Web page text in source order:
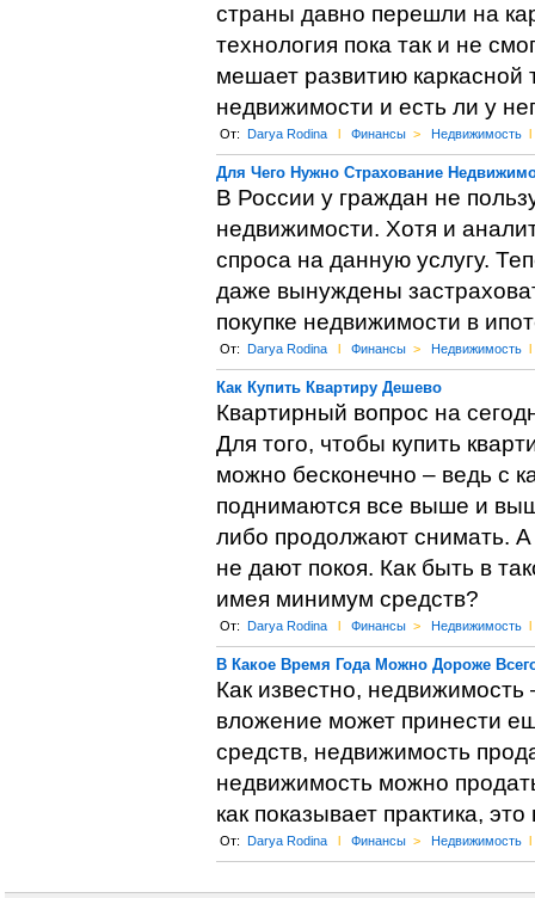
страны давно перешли на
технология пока так и не
мешает развитию каркасной
недвижимости и есть ли у
От: Darya Rodina l Финансы > Недвижимость l
Для Чего Нужно Страхование
В России у граждан не
недвижимости. Хотя и
спроса на данную услугу.
даже вынуждены
покупке недвижимости в
От: Darya Rodina l Финансы > Недвижимость l
Как Купить Квартиру Дешево
Квартирный вопрос на
Для того, чтобы купить
можно бесконечно – ведь с
поднимаются все выше и
либо продолжают снимать.
не дают покоя. Как быть в
имея минимум средств?
От: Darya Rodina l Финансы > Недвижимость l
В Какое Время Года Можно Дороже
Как известно,
вложение может принести
средств, недвижимость
недвижимость можно
как показывает практика, это
От: Darya Rodina l Финансы > Недвижимость l